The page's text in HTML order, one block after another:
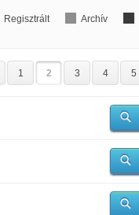
Regisztrált Archív
1 2 3 4 5